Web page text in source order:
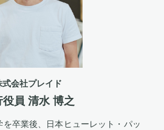
式会社プレイド
役員 清水 博之
卒業後、日本ヒューレット・パッ